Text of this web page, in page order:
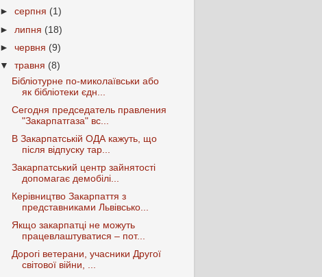
►серпня (1)
► липня (18)
►червня (9)
▼травня (8)
Бібліотурне по-миколаївськи або
як бібліотеки єдн...
Сегодня председатель правления
"Закарпатгаза" вс...
В Закарпатській ОДА кажуть, що
після відпуску тар...
Закарпатський центр зайнятості
допомагає демобілі...
Керівництво Закарпаття з
представниками Львівсько...
Якщо закарпатці не можуть
працевлаштуватися – пот...
Дорогі ветерани, учасники Другої
світової війни, ...